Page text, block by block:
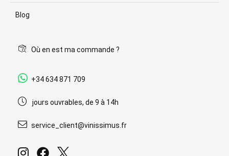
Blog
Où en est ma commande ?
+34 634 871 709
jours ouvrables, de 9 à 14h
service_client@vinissimus.fr